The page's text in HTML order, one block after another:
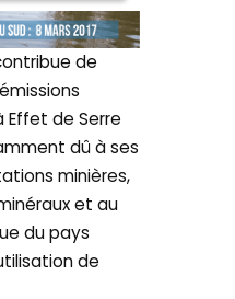
de
Effet de Serre
dû à ses
minières,
et au
du pays
de